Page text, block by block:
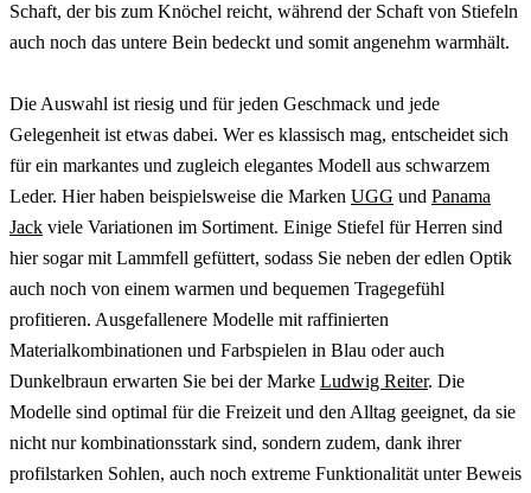
Schaft, der bis zum Knöchel reicht, während der Schaft von Stiefeln
auch noch das untere Bein bedeckt und somit angenehm warmhält.
Die Auswahl ist riesig und für jeden Geschmack und jede
Gelegenheit ist etwas dabei. Wer es klassisch mag, entscheidet sich
für ein markantes und zugleich elegantes Modell aus schwarzem
Leder. Hier haben beispielsweise die Marken UGG und Panama
Jack viele Variationen im Sortiment. Einige Stiefel für Herren sind
hier sogar mit Lammfell gefüttert, sodass Sie neben der edlen Optik
auch noch von einem warmen und bequemen Tragegefühl
profitieren. Ausgefallenere Modelle mit raffinierten
Materialkombinationen und Farbspielen in Blau oder auch
Dunkelbraun erwarten Sie bei der Marke Ludwig Reiter. Die
Modelle sind optimal für die Freizeit und den Alltag geeignet, da sie
nicht nur kombinationsstark sind, sondern zudem, dank ihrer
profilstarken Sohlen, auch noch extreme Funktionalität unter Beweis